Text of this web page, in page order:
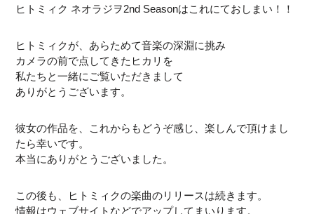
ヒトミィク ネオラジヲ2nd Seasonはこれにておしまい！！
ヒトミィクが、あらためて音楽の深淵に挑み
カメラの前で点してきたヒカリを
私たちと一緒にご覧いただきまして
ありがとうございます。
彼女の作品を、これからもどうぞ感じ、楽しんで頂けまし
たら幸いです。
本当にありがとうございました。
この後も、ヒトミィクの楽曲のリリースは続きます。
情報はウェブサイトなどでアップしてまいります。